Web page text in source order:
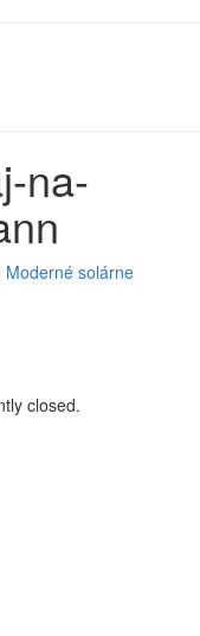
na-
Moderné solárne
closed.